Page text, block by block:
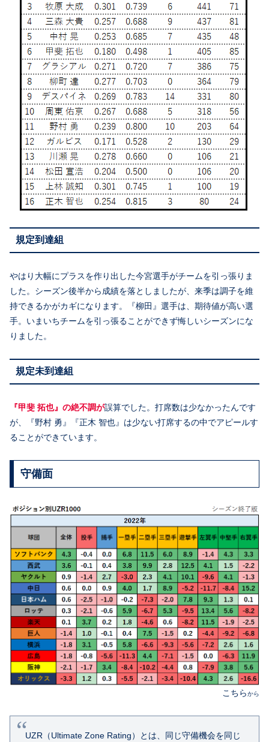
規定到達組
やはり大幅にプラスを作り出した今宮選手がチームを引っ張りま
した。シーズン後半から成績を落としましたが、来季は調子を維
持できるかがカギになります。『柳田』選手は、期待値が高い選
手。いまいちチームを引っ張ることができず悔しいシーズンにな
りました。
規定未到達組
『甲斐 拓也』の絶不調が誤算でした。打席数は少なかったんです
が、『野村 勇』『正木 智也』は少ない打席するの中でアピールす
ることができています。
守備面
こちらから
UZR（Ultimate Zone Rating）とは、同じ守備機会を同じ